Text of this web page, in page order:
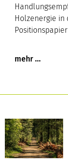
Holzenergie in